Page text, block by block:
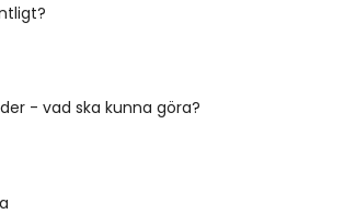
- vad ska kunna göra?